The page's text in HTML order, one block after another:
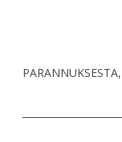
PARANNUKSESTA,